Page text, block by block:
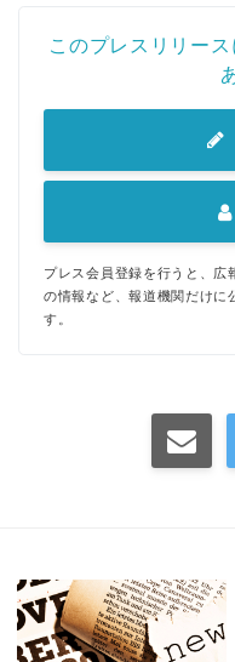
このプレスリリー
プレス会員登録を行うと、広
の情報など、報道機関だけに
す。
Japanese